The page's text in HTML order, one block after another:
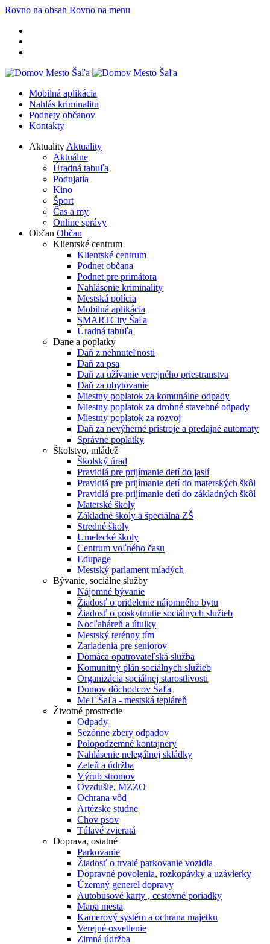
Rovno na obsah Rovno na menu
Mobilná aplikácia
Nahlás kriminalitu
Podnety občanov
Kontakty
Aktuality Aktuality
Aktuálne
Úradná tabuľa
Podujatia
Kino
Šport
Čas a my
Online správy
Občan Občan
Klientské centrum
Klientské centrum
Podnet občana
Podnet pre primátora
Nahlásenie kriminality
Mestská polícia
Mobilná aplikácia
SMARTCity Šaľa
Úradná tabuľa
Dane a poplatky
Daň z nehnuteľnosti
Daň za psa
Daň za užívanie verejného priestranstva
Daň za ubytovanie
Miestny poplatok za komunálne odpady
Miestny poplatok za drobné stavebné odpady
Miestny poplatok za rozvoj
Daň za nevýherné prístroje a predajné automaty
Správne poplatky
Školstvo, mládež
Školský úrad
Pravidlá pre prijímanie detí do jaslí
Pravidlá pre prijímanie detí do materských škôl
Pravidlá pre prijímanie detí do základných škôl
Materské školy
Základné školy a špeciálna ZŠ
Stredné školy
Umelecké školy
Centrum voľného času
Edupage
Mestský parlament mladých
Bývanie, sociálne služby
Nájomné bývanie
Žiadosť o pridelenie nájomného bytu
Žiadosť o poskytnutie sociálnych služieb
Nocľaháreň a útulky
Mestský terénny tím
Zariadenia pre seniorov
Domáca opatrovateľská služba
Komunitný plán sociálnych služieb
Organizácia sociálnej starostlivosti
Domov dôchodcov Šaľa
MeT Šaľa - mestská tepláreň
Životné prostredie
Odpady
Sezónne zbery odpadov
Polopodzemné kontajnery
Nahlásenie nelegálnej skládky
Zeleň a údržba
Výrub stromov
Ovzdušie, MZZO
Ochrana vôd
Artézske studne
Chov psov
Túlavé zvieratá
Doprava, ostatné
Parkovanie
Žiadosť o trvalé parkovanie vozidla
Dopravné povolenia, rozkopávky a uzávierky
Územný generel dopravy
Autobusové karty , cestovné poriadky
Mapa mesta
Kamerový systém a ochrana majetku
Verejné osvetlenie
Zimná údržba